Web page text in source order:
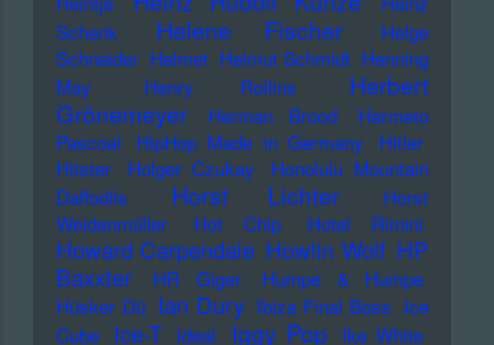
Schenk
Helene Fischer
Helge
Schneider Helmet Helmut Schmidt Henning
May
Henry Rollins
Herbert
Grönemeyer
Herman Brood
Hermeto
Pascoal
HipHop Made in Germany
Hitler
Hitster
Holger Czukay
Honolulu Mountain
Daffodils
Horst Lichter
Horst
Weidenmüller
Hot Chip Hotel Rimini
Howard Carpendale Howlin Wolf HP
Baxxter
HR Giger
Humpe & Humpe
Hüsker Dü Ian Dury Ibiza Final Boss Ice
Cube
Ice-T Ideal Iggy Pop Ike White